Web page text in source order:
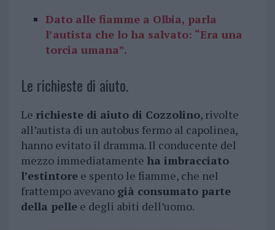
Dato alle fiamme a Olbia, parla
l’autista che lo ha salvato: “Era una
torcia umana”.
Le richieste di aiuto.
Le richieste di aiuto di Cozzolino, rivolte
all’autista di un autobus fermo al capolinea,
hanno evitato il dramma. Il conducente del
mezzo immediatamente ha imbracciato
l’estintoree spento le fiamme, che nel
frattempo avevano già consumato parte
della pellee degli abiti dell’uomo.